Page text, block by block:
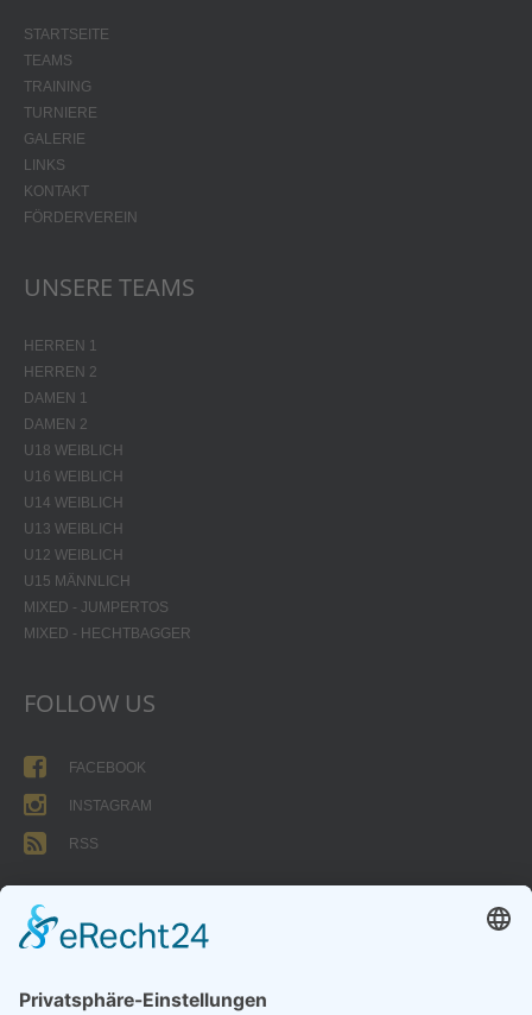
STARTSEITE
TEAMS
TRAINING
TURNIERE
GALERIE
LINKS
KONTAKT
FÖRDERVEREIN
UNSERE TEAMS
HERREN 1
HERREN 2
DAMEN 1
DAMEN 2
U18 WEIBLICH
U16 WEIBLICH
U14 WEIBLICH
U13 WEIBLICH
U12 WEIBLICH
U15 MÄNNLICH
MIXED - JUMPERTOS
MIXED - HECHTBAGGER
FOLLOW US
FACEBOOK
INSTAGRAM
RSS
FORMULARE
Abteilungsbeitrag aktive Spieler: